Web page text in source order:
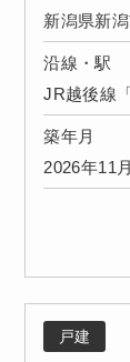
新潟県新
沿線・駅
JR越後線
築年月
2026年11月
戸建